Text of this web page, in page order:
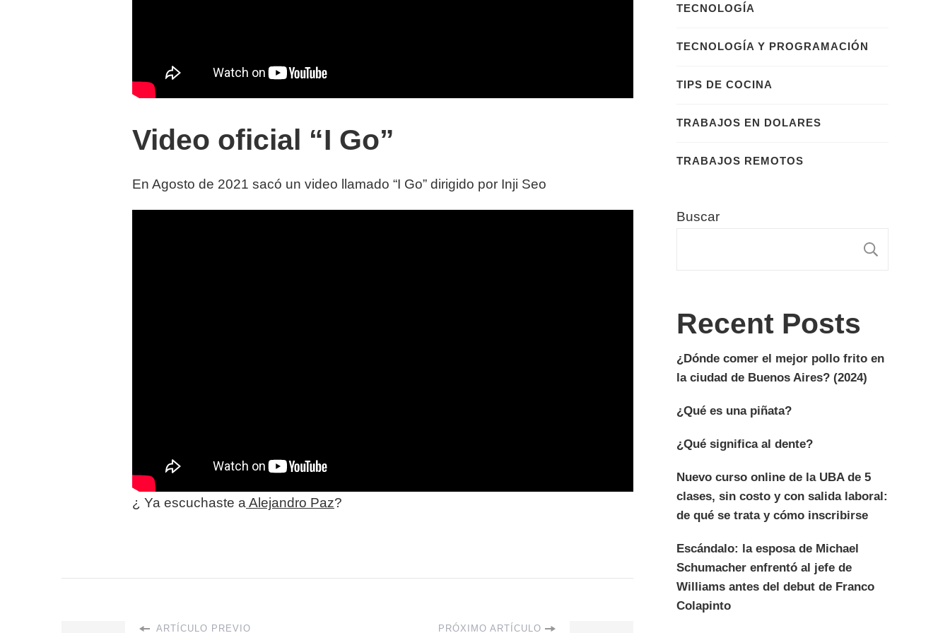
Video oficial “I Go”
En Agosto de 2021 sacó un video llamado “I Go” dirigido por Inji Seo
¿ Ya escuchaste aAlejandro Paz?
ARTÍCULO PREVIO PRÓXIMO ARTÍCULO
TECNOLOGÍA
TECNOLOGÍA Y PROGRAMACIÓN
TIPS DE COCINA
TRABAJOS EN DOLARES
TRABAJOS REMOTOS
Buscar
Recent Posts
¿Dónde comer el mejor pollo frito en
la ciudad de Buenos Aires? (2024)
¿Qué es una piñata?
¿Qué significa al dente?
Nuevo curso online de la UBA de 5
clases, sin costo y con salida laboral:
de qué se trata y cómo inscribirse
Escándalo: la esposa de Michael
Schumacher enfrentó al jefe de
Williams antes del debut de Franco
Colapinto